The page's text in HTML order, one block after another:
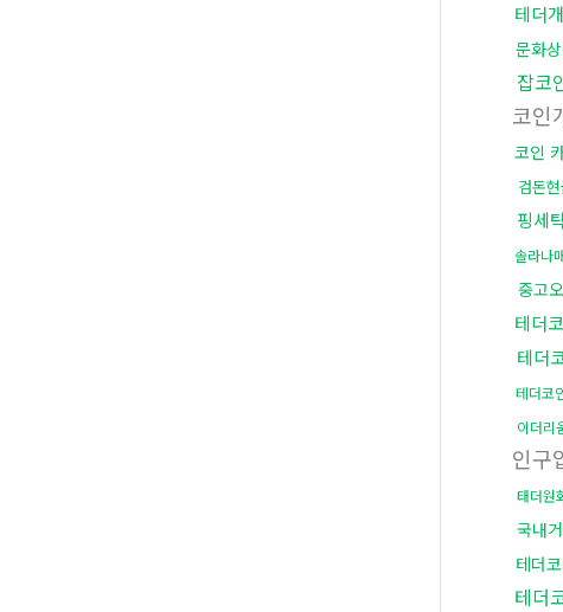
테더
문화
잡코
코인
코인
검돈
핑세
솔라나
중고
테더
테더
테더코
이더리
인구
태더원
국내
테더
테더